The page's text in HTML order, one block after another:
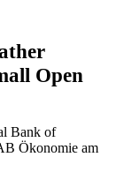
Open
Bank of
Ökonomie am